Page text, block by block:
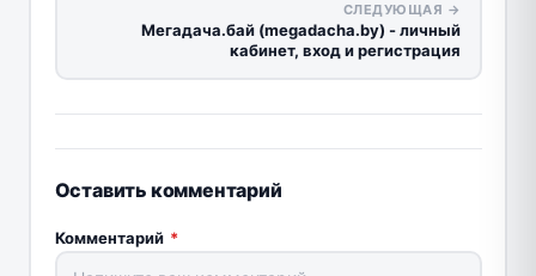
СЛЕДУЮЩАЯ →
Мегадача.бай (megadacha.by) - личный
кабинет, вход и регистрация
Оставить комментарий
Комментарий *